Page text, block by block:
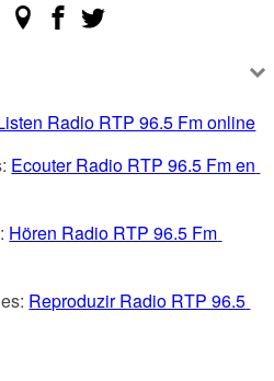
Radio RTP 96.5 Fm online
Ecouter Radio RTP 96.5 Fm en
Hören Radio RTP 96.5 Fm
Reproduzir Radio RTP 96.5